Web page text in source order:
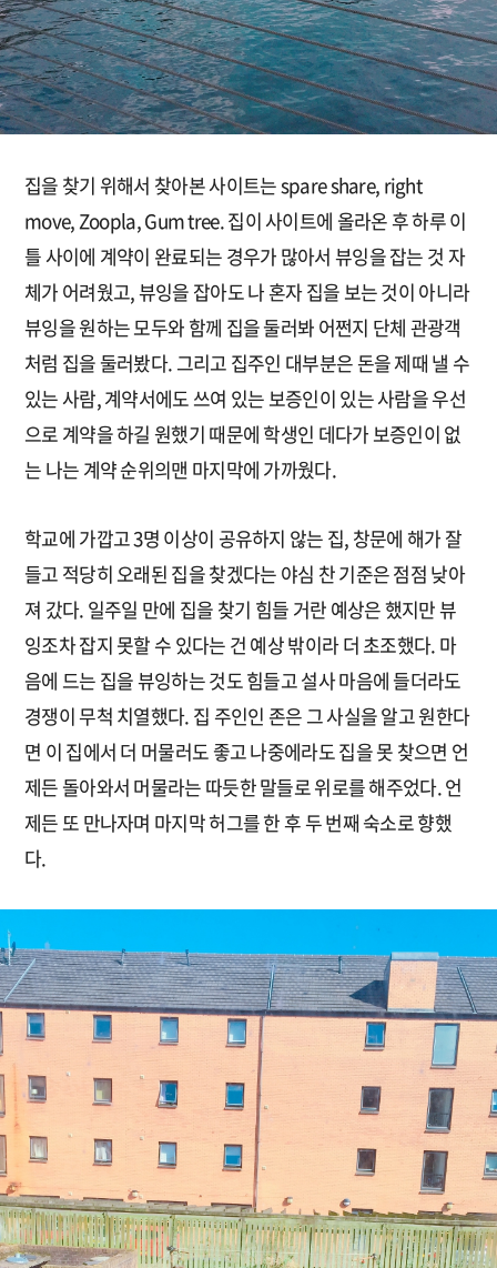
집을 찾기 위해서 찾아본 사이트는 spare share, right
move, Zoopla, Gum tree. 집이 사이트에 올라온 후 하루 이
틀 사이에 계약이 완료되는 경우가 많아서 뷰잉을 잡는 것 자
체가 어려웠고, 뷰잉을 잡아도 나 혼자 집을 보는 것이 아니라
뷰잉을 원하는 모두와 함께 집을 둘러봐 어쩐지 단체 관광객
처럼 집을 둘러봤다. 그리고 집주인 대부분은 돈을 제때 낼 수
있는 사람, 계약서에도 쓰여 있는 보증인이 있는 사람을 우선
으로 계약을 하길 원했기 때문에 학생인 데다가 보증인이 없
는 나는 계약 순위의맨 마지막에 가까웠다.
학교에 가깝고 3명 이상이 공유하지 않는 집, 창문에 해가 잘
들고 적당히 오래된 집을 찾겠다는 야심 찬 기준은 점점 낮아
져 갔다. 일주일 만에 집을 찾기 힘들 거란 예상은 했지만 뷰
잉조차 잡지 못할 수 있다는 건 예상 밖이라 더 초조했다. 마
음에 드는 집을 뷰잉하는 것도 힘들고 설사 마음에 들더라도
경쟁이 무척 치열했다. 집 주인인 존은 그 사실을 알고 원한다
면 이 집에서 더 머물러도 좋고 나중에라도 집을 못 찾으면 언
제든 돌아와서 머물라는 따듯한 말들로 위로를 해주었다. 언
제든 또 만나자며 마지막 허그를 한 후 두 번째 숙소로 향했
다.